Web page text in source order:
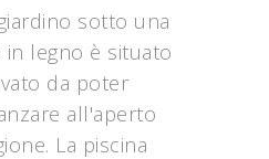
sotto una
in legno è situato
da poter
all'aperto
La piscina